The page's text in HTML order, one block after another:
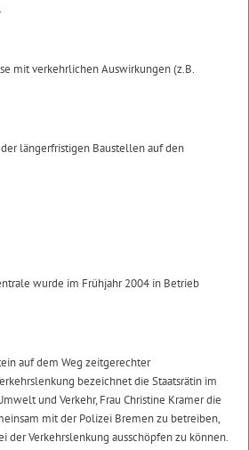
mit verkehrlichen Auswirkungen (z.B.
längerfristigen Baustellen auf den
wurde im Frühjahr 2004 in Betrieb
auf dem Weg zeitgerechter
bezeichnet die Staatsrätin im
und Verkehr, Frau Christine Kramer die
mit der Polizei Bremen zu betreiben,
der Verkehrslenkung ausschöpfen zu können.